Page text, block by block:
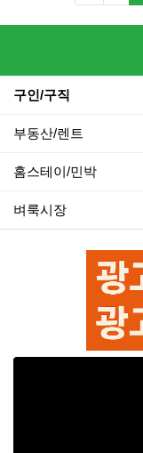
구인/구직
부동산/렌트
홈스테이/민박
벼룩시장